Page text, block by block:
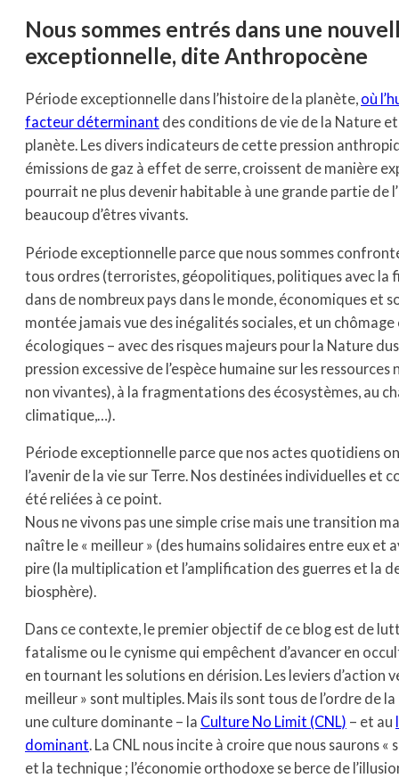
Nous sommes entrés dans une
exceptionnelle, dite Anthropocène
Période exceptionnelle dans l’histoire de la planète, où
facteur déterminant des conditions de vie de la Nature et
planète. Les divers indicateurs de cette pression
émissions de gaz à effet de serre, croissent de manière
pourrait ne plus devenir habitable à une grande partie de
beaucoup d’êtres vivants.
Période exceptionnelle parce que nous sommes
tous ordres (terroristes, géopolitiques, politiques avec la
dans de nombreux pays dans le monde, économiques et
montée jamais vue des inégalités sociales, et un
écologiques – avec des risques majeurs pour la Nature
pression excessive de l’espèce humaine sur les
non vivantes), à la fragmentations des écosystèmes, au
climatique,…).
Période exceptionnelle parce que nos actes quotidiens
l’avenir de la vie sur Terre. Nos destinées individuelles et
été reliées à ce point.
Nous ne vivons pas une simple crise mais une transition
naître le « meilleur » (des humains solidaires entre eux et
pire (la multiplication et l’amplification des guerres et la
biosphère).
Dans ce contexte, le premier objectif de ce blog est de
fatalisme ou le cynisme qui empêchent d’avancer en
en tournant les solutions en dérision. Les leviers d’action
meilleur » sont multiples. Mais ils sont tous de l’ordre de
une culture dominante – la Culture No Limit (CNL) – et au
dominant. La CNL nous incite à croire que nous saurons «
et la technique ; l’économie orthodoxe se berce de